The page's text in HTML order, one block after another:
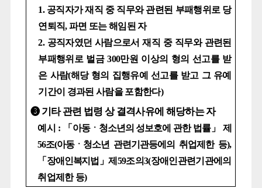
1. 공직자가 재직 중 직무와 관련된 부패행위로 당
연퇴직,파면 또는 해임된 자
2. 공직자였던 사람으로서 재직 중 직무와 관련된
부패행위로 벌금300만원 이상의 형의 선고를 받
은 사람(해당 형의 집행유예 선고를 받고 그 유예
기간이 경과된 사람을 포함한다)
➌ 기타 관련 법령 상 결격사유에 해당하는 자
예시 : 「 아동ㆍ청소년의 성보호에 관한 법률」 제
56조(아동ㆍ청소년 관련기관등에의 취업제한 등),
「 장애인복지법 」제 59조의3(장애인관련기관에의
취업제한 등)